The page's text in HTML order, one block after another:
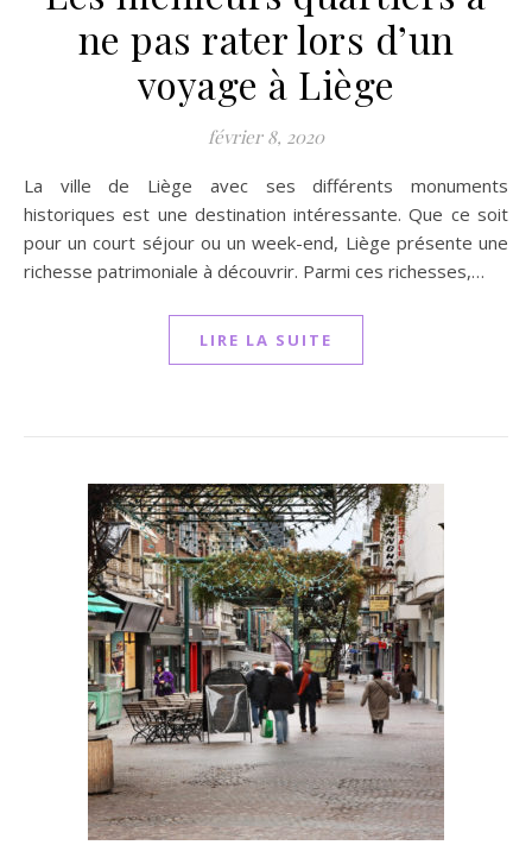
ne pas rater lors d’un
voyage à Liège
février 8, 2020
La ville de Liège avec ses différents monuments
historiques est une destination intéressante. Que ce soit
pour un court séjour ou un week-end, Liège présente une
richesse patrimoniale à découvrir. Parmi ces richesses,…
LIRE LA SUITE